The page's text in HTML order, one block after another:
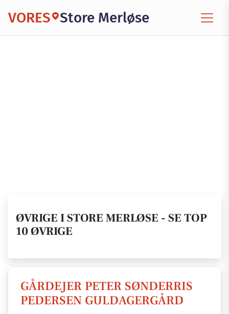
VORES Store Merløse
ØVRIGE I STORE MERLØSE - SE TOP
10 ØVRIGE
GÅRDEJER PETER SØNDERRIS
PEDERSEN GULDAGERGÅRD